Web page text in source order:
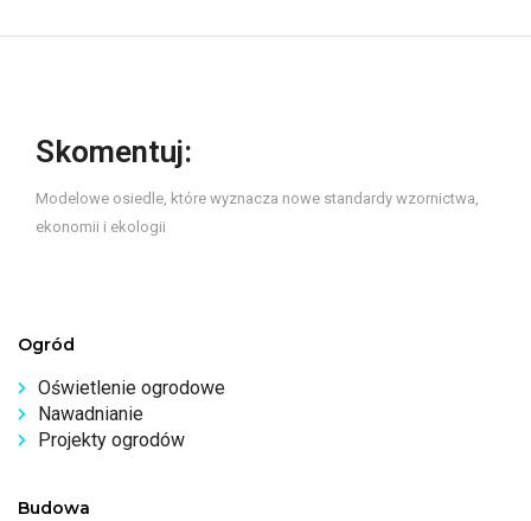
Skomentuj:
Modelowe osiedle, które wyznacza nowe standardy wzornictwa,
ekonomii i ekologii
Ogród
Oświetlenie ogrodowe
Nawadnianie
Projekty ogrodów
Budowa